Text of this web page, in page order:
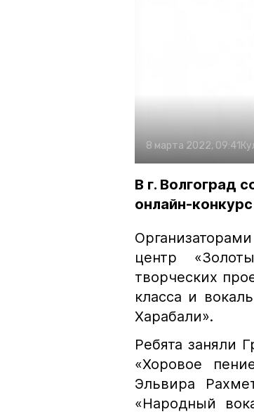
8 марта 2022, 09:41
В г. Волгоград
онлайн-
центр
творческих
класса и
Харабали».
Ребята заняли
«Хоровое
Эльвира
«Народный